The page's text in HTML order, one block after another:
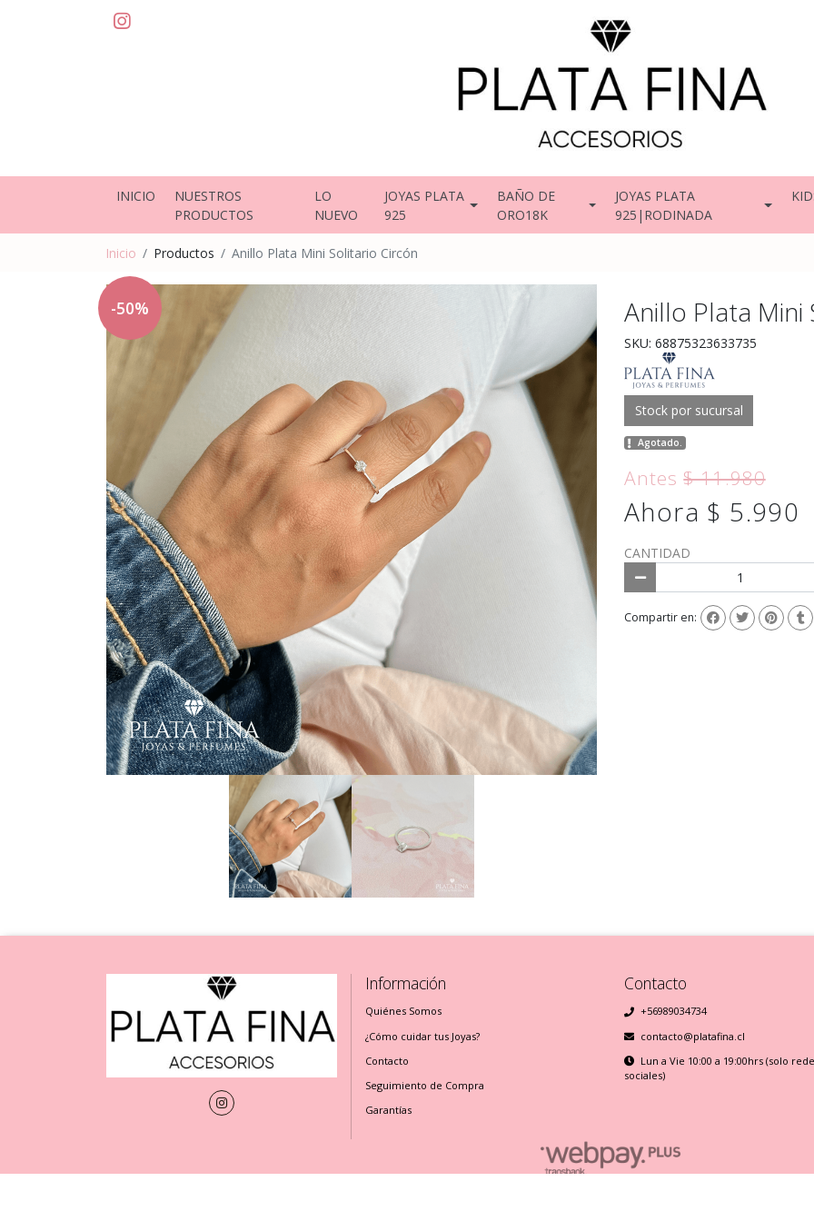
INICIO
NUESTROS
PRODUCTOS
LO
NUEVO
JOYAS PLATA
925
BAÑO DE
ORO18K
JOYAS PLATA
925|RODINADA
Inicio Productos Anillo Plata Mini Solitario Circón
-50% Anillo Plata Mini
SKU: 68875323633735
Stock por sucursal
Agotado.
Antes$ 11.980
Ahora $ 5.990
CANTIDAD
Compartir en:
Información
Quiénes Somos
¿Cómo cuidar tus Joyas?
Contacto
Seguimiento de Compra
Garantías
Contacto
+56989034734
contacto@platafina.cl
Lun a Vie 10:00 a 19:00hrs (solo
sociales)